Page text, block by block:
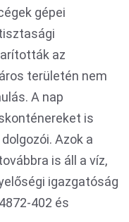
gépei
az
területén nem
A nap
is
Azok a
is áll a víz,
igazgatóság
402 és